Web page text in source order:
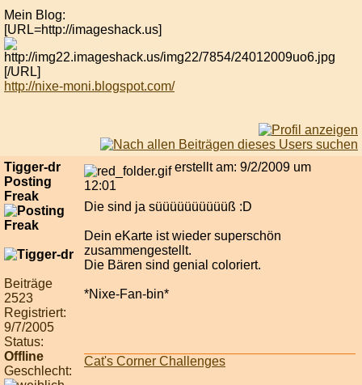
Mein Blog:
[URL=http://imageshack.us]
[/URL]
http://nixe-moni.blogspot.com/
Tigger-dr
Posting
Freak
Beiträge
2523
Registriert:
9/7/2005
Status:
Offline
Geschlecht:
erstellt am: 9/2/2009 um
12:01
Die sind ja süüüüüüüüüüß :D
Dein eKarte ist wieder superschön
zusammengestellt.
Die Bären sind genial coloriert.
*Nixe-Fan-bin*
Cat's Corner Challenges